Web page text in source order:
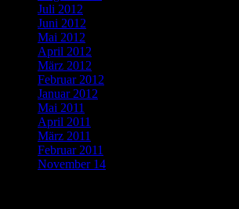
Juli 2012
Juni 2012
Mai 2012
April 2012
März 2012
Februar 2012
Januar 2012
Mai 2011
April 2011
März 2011
Februar 2011
November 14